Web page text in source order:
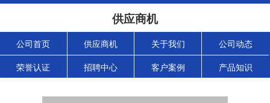
供应商机
公司首页 供应商机 关于我们 公司动态
荣誉认证 招聘中心 客户案例 产品知识